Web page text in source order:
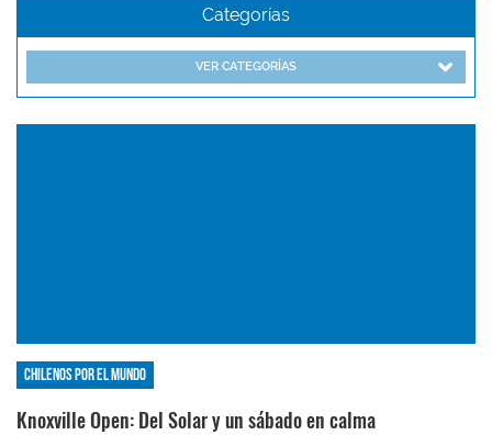
Categorías
VER CATEGORÍAS
Chilenos por el mundo
Knoxville Open: Del Solar y un sábado en calma